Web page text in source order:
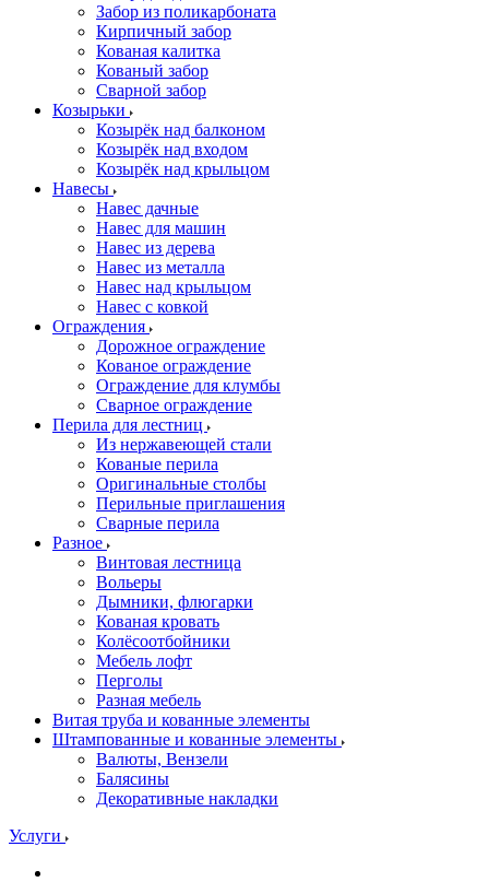
Забор из поликарбоната
Кирпичный забор
Кованая калитка
Кованый забор
Сварной забор
Козырьки
Козырёк над балконом
Козырёк над входом
Козырёк над крыльцом
Навесы
Навес дачные
Навес для машин
Навес из дерева
Навес из металла
Навес над крыльцом
Навес с ковкой
Ограждения
Дорожное ограждение
Кованое ограждение
Ограждение для клумбы
Сварное ограждение
Перила для лестниц
Из нержавеющей стали
Кованые перила
Оригинальные столбы
Перильные приглашения
Сварные перила
Разное
Винтовая лестница
Вольеры
Дымники, флюгарки
Кованая кровать
Колёсоотбойники
Мебель лофт
Перголы
Разная мебель
Витая труба и кованные элементы
Штампованные и кованные элементы
Валюты, Вензели
Балясины
Декоративные накладки
Услуги